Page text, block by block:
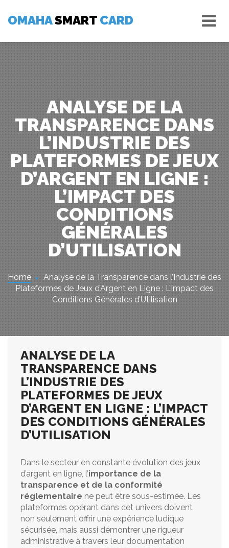
content
OMAHASMART CARD
ANALYSE DE LA
TRANSPARENCE DANS
L’INDUSTRIE DES
PLATEFORMES DE JEUX
D’ARGENT EN LIGNE :
L’IMPACT DES
CONDITIONS
GÉNÉRALES
D’UTILISATION
Home
Analyse de la Transparence dans l’Industrie des
Plateformes de Jeux d’Argent en Ligne : L’Impact des
Conditions Générales d’Utilisation
ANALYSE DE LA
TRANSPARENCE DANS
L’INDUSTRIE DES
PLATEFORMES DE JEUX
D’ARGENT EN LIGNE : L’IMPACT
DES CONDITIONS GÉNÉRALES
D’UTILISATION
Dans le secteur en constante évolution des jeux
d’argent en ligne, l’importance de la
transparence et de la conformité
réglementaire ne peut être sous-estimée. Les
plateformes opérant dans cet univers doivent
non seulement offrir une expérience ludique
sécurisée, mais aussi démontrer une rigueur
administrative à travers leur documentation